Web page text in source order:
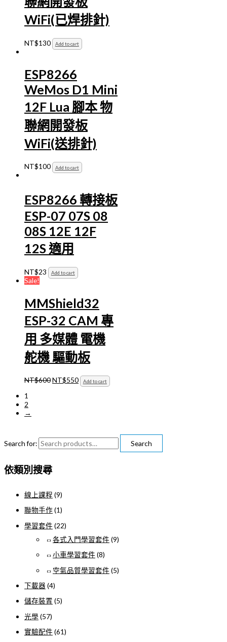
Search for: Search
依類別搜尋
線上課程 (9)
聯物手作(1)
學習套件 (22)
各式入門學習套件 (9)
小車學習套件 (8)
空氣品質學習套件 (5)
下載器 (4)
儲存裝置 (5)
光學 (57)
實驗配件 (61)
WiFi(已焊排針)
NT$130 Add to cart
ESP8266
WeMos D1 Mini
12F Lua 腳本 物
聯網開發板
WiFi(送排針)
NT$100 Add to cart
ESP8266 轉接板
ESP-07 07S 08
08S 12E 12F
12S 適用
NT$23 Add to cart
Sale!
MMShield32
ESP-32 CAM 專
用 多媒體 電機
舵機 驅動板
NT$600NT$550 Add to cart
1
2
→